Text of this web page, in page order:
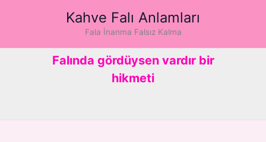
Kahve Falı Anlamları
Fala İnanma Falsız Kalma
Falında gördüysen vardır bir
hikmeti